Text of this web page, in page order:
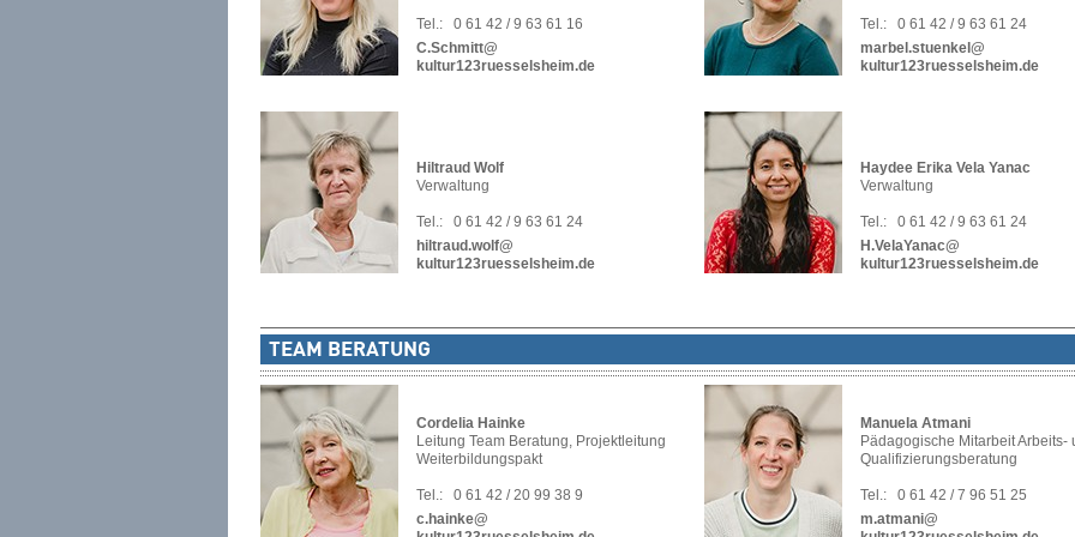
Tel.:
0 61 42 / 9 63 61 16
C.Schmitt@
kultur123ruesselsheim.de
Hiltraud Wolf
Verwaltung
Tel.:
0 61 42 / 9 63 61 24
hiltraud.wolf@
kultur123ruesselsheim.de
Tel.:
0 61 42 / 9 63 61 24
marbel.stuenkel@
kultur123ruesselsheim.de
Haydee Erika Vela Yanac
Verwaltung
Tel.:
0 61 42 / 9 63 61 24
H.VelaYanac@
kultur123ruesselsheim.de
TEAM BERATUNG
Cordelia Hainke
Leitung Team Beratung, Projektleitung
Weiterbildungspakt
Tel.:
0 61 42 / 20 99 38 9
c.hainke@
Manuela Atmani
Pädagogische Mitarbeit Arbeits-
Qualifizierungsberatung
Tel.:
0 61 42 / 7 96 51 25
m.atmani@